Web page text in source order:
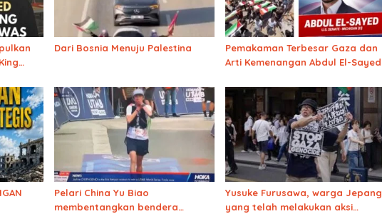
Dari Bosnia Menuju Palestina
Pemakaman Terbesar Gaza dan
Arti Kemenangan Abdul El-Sayed
Pelari China Yu Biao
membentangkan bendera
Yusuke Furusawa, warga Jepang
yang telah melakukan aksi